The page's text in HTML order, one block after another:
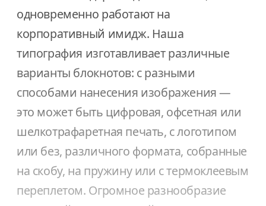
одновременно работают на
корпоративный имидж. Наша
типография изготавливает различные
варианты блокнотов: с разными
способами нанесения изображения —
это может быть цифровая, офсетная или
шелкотрафаретная печать, с логотипом
или без, различного формата, собранные
на скобу, на пружину или с термоклеевым
переплетом. Огромное разнообразие